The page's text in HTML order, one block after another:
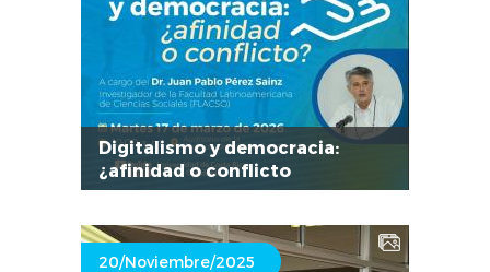
Digitalismo y democracia:
¿afinidad o conflicto
20/Noviembre/2025